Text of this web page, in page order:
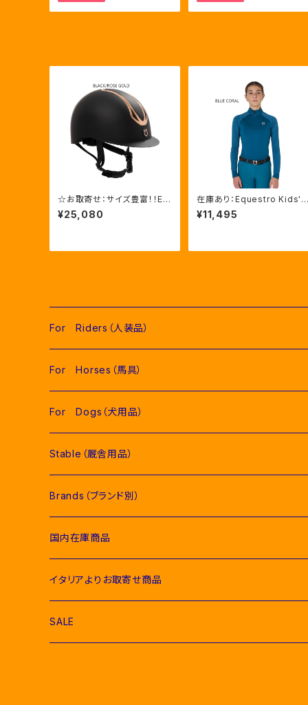
☆お取寄せ：サイズ豊富！！Eq
uestro Azael ユニセックス
ヘルメット ６色5サイズ（ET
¥25,080
在庫あり：Equestro Kids'
nisex UVカット ベースレイ
ヤー 2色(ETKU00007)
¥11,495
For Riders（人装品）
Men（男性用衣類）
Competition Jackets（競技用ジャケット）
Competition Shirts（競技用シャツ）
Bomber & Vest（アウター、ベスト）
Women（女性用衣類）
Competition Jackets（競技用ジャケット）
Competition Shirts（競技用シャツ）
Young Riders（ジュニア用衣類）
Competition Jackets（競技用ジャケット）
Competition Shirts（競技用シャツ）
Socks & Ties（ソックス、ネクタイ類）
Socks（ソックス）
Ties（ネクタイ類）
Raincoats（レインコート）
Body Protector（ボディプロテクター）
Belts（ベルト）
For Horses（馬具）
Pads（ゼッケン、パッド類）
Jumping Pads（障害馬術用ゼッケン）
Dressage Pads（馬場馬術用ゼッケン）
Fly Veils（イヤーネット類）
Bridles＆ Accesories （頭絡、手綱）
Bit（ハミ）
Halter & Lead rope（無口、曳き手）
Rugs & Neck Cover（馬着）
For Dogs（犬用品）
Stable（厩舎用品）
COMPETITION EQUIPMENT(競技会用品）
Stable Curtains（厩舎かけ）
Bags（バッグ類）
Horse Care（お手入れ用品）
Combs and Brushes（ブラシ）
Brands（ブランド別）
Acavallo（アカバロ）
EGO７（エゴセブン）
EQUICOMFORT(エクイコンフォート）
国内在庫商品
イタリアよりお取寄せ商品
SALE